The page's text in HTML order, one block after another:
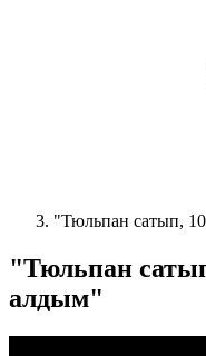
"Тюльпан сатып,
"Тюльпан
алдым"